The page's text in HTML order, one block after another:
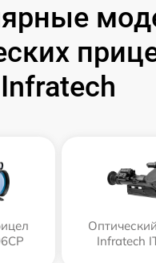
Infratech
Infratech